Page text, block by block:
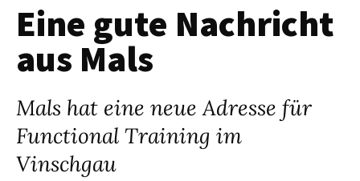
Eine gute Nachricht
aus Mals
Mals hat eine neue Adresse für
Functional Training im
Vinschgau